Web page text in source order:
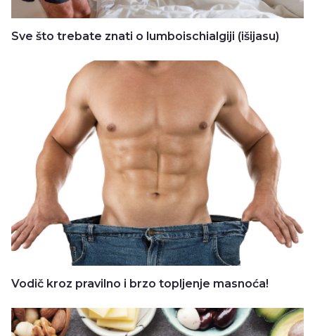
Sve što trebate znati o lumboischialgiji (išijasu)
Vodič kroz pravilno i brzo topljenje masnoća!